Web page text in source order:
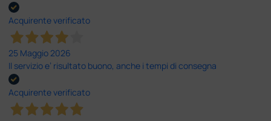
Acquirente verificato
25 Maggio 2026
Il servizio e’ risultato buono, anche i tempi di consegna
Acquirente verificato